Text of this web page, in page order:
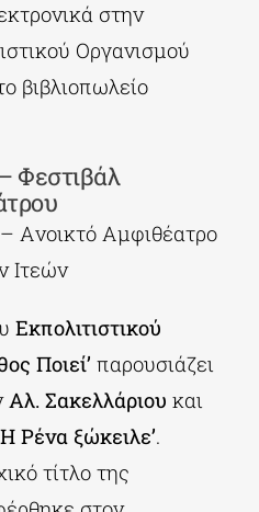
στην
Οργανισμού
βιβλιοπωλείο
Φεστιβάλ
Aνοικτό Αμφιθέατρο
Ιτεών
Εκπολιτιστικού
Ποιεί’ παρουσιάζει
Αλ. Σακελλάριου και
Ρένα ξώκειλε’.
τίτλο της